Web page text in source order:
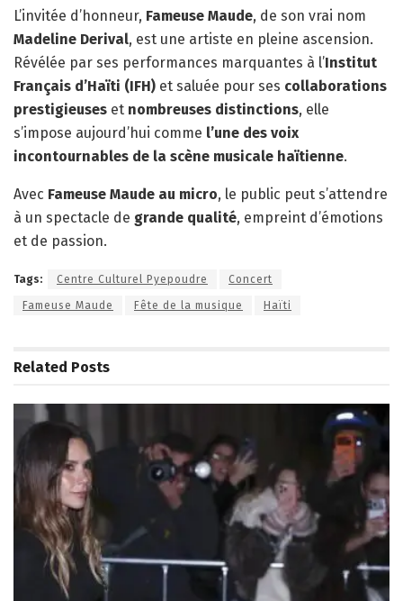
L’invitée d’honneur, Fameuse Maude, de son vrai nom
Madeline Derival, est une artiste en pleine ascension.
Révélée par ses performances marquantes à l’Institut
Français d’Haïti (IFH) et saluée pour ses collaborations
prestigieuses et nombreuses distinctions, elle
s’impose aujourd’hui comme l’une des voix
incontournables de la scène musicale haïtienne.
Avec Fameuse Maude au micro, le public peut s’attendre
à un spectacle de grande qualité, empreint d’émotions
et de passion.
Tags: Centre Culturel Pyepoudre Concert
Fameuse Maude Fête de la musique Haïti
Related Posts